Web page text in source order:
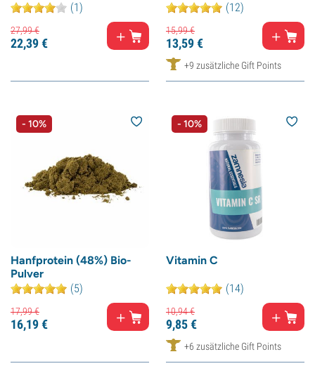
(1)
27,99€
22,39€
(12)
15,99€
13,59€
+9 zusätzliche Gift Points
- 10%
Hanfprotein (48%) Bio-
Pulver
(5)
17,99€
16,19€
- 10%
Vitamin C
(14)
10,94€
9,85€
+6 zusätzliche Gift Points